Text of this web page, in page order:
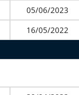
05/06/2023
16/05/2022